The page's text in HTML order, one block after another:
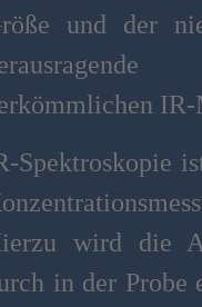
und der
IR-
Spektroskopie
wird die
in der Probe